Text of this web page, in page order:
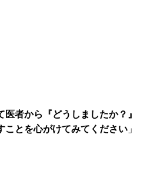
医者から『どうしましたか？』
ことを心がけてみてください 」